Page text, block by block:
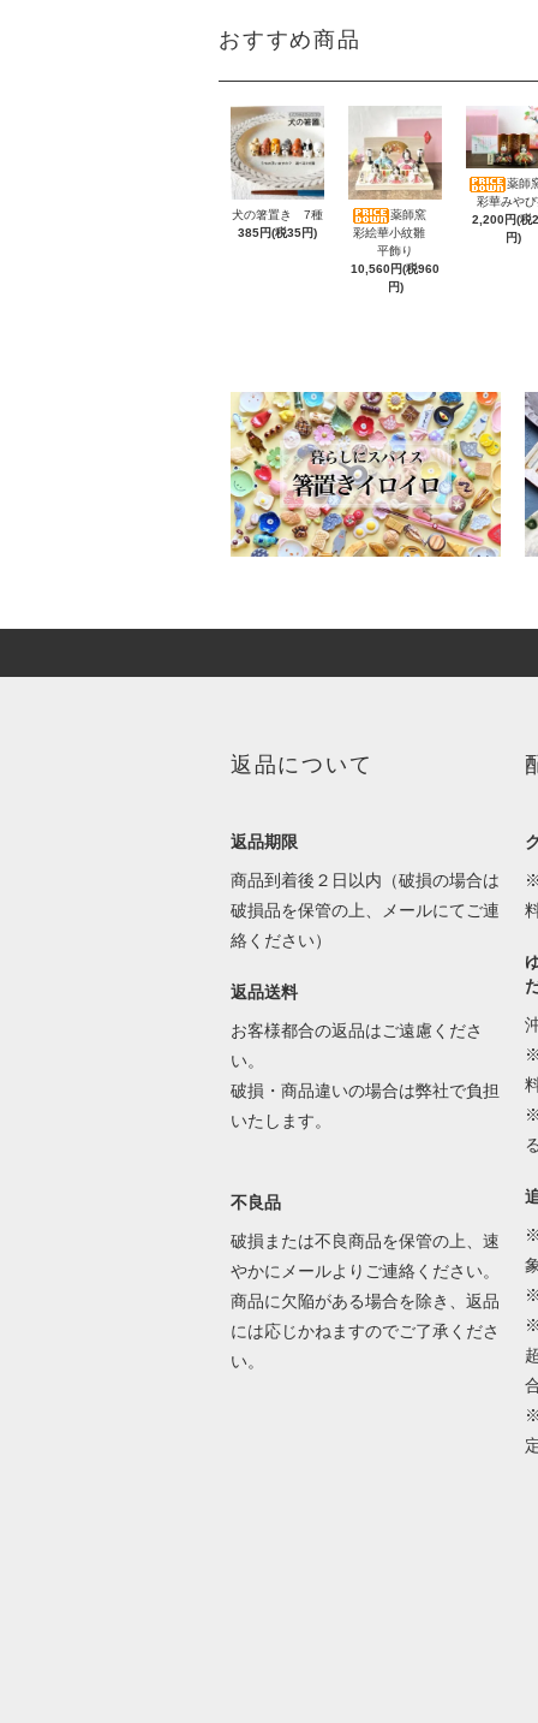
おすすめ商品
犬の箸置き 7種
385円(税35円)
薬師窯
彩絵華小紋雛
平飾り
10,560円(税960
円)
薬師
彩華みや
2,200円(税
円)
返品について
返品期限
商品到着後２日以内（破損の場合は
破損品を保管の上、メールにてご連
絡ください）
返品送料
お客様都合の返品はご遠慮くださ
い。
破損・商品違いの場合は弊社で負担
いたします。
不良品
破損または不良商品を保管の上、速
やかにメールよりご連絡ください。
商品に欠陥がある場合を除き、返品
には応じかねますのでご了承くださ
い。